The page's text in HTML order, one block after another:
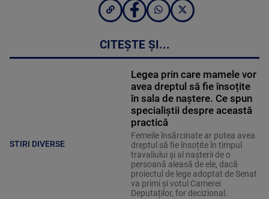
CITEȘTE ȘI...
STIRI DIVERSE
Legea prin care mamele vor
avea dreptul să fie însoțite
în sala de naștere. Ce spun
specialiștii despre această
practică
Femeile însărcinate ar putea avea
dreptul să fie însoțite în timpul
travaliului și al nașterii de o
persoană aleasă de ele, dacă
proiectul de lege adoptat de Senat
va primi și votul Camerei
Deputaților, for decizional.